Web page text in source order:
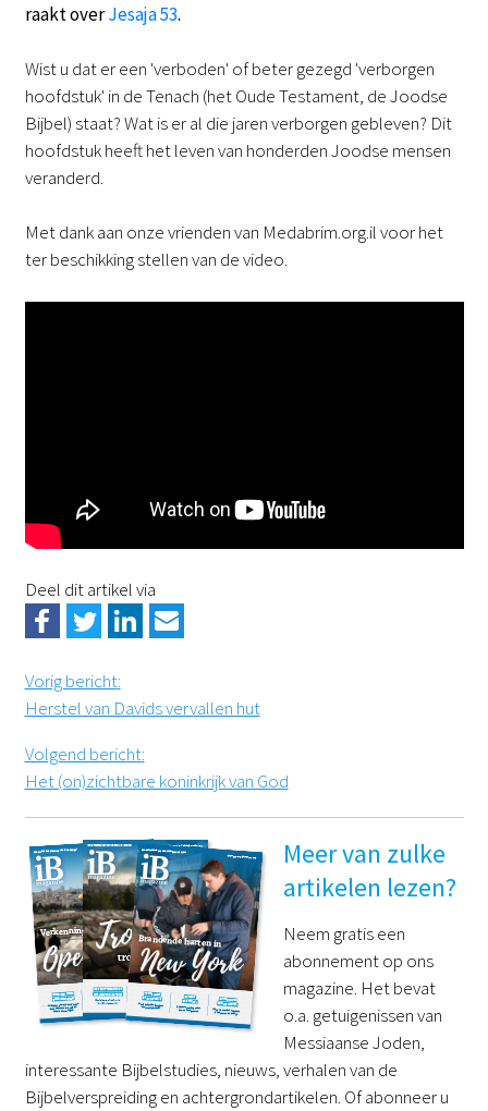
raakt overJesaja 53.
Wist u dat er een 'verboden' of beter gezegd 'verborgen
hoofdstuk' in de Tenach (het Oude Testament, de Joodse
Bijbel) staat? Wat is er al die jaren verborgen gebleven? Dit
hoofdstuk heeft het leven van honderden Joodse mensen
veranderd.
Met dank aan onze vrienden van Medabrim.org.il voor het
ter beschikking stellen van de video.
Deel dit artikel via
Vorig bericht:
Herstel van Davids vervallen hut
Volgend bericht:
Het (on)zichtbare koninkrijk van God
Meer van zulke
artikelen lezen?
Neem gratis een
abonnement op ons
magazine. Het bevat
o.a. getuigenissen van
Messiaanse Joden,
interessante Bijbelstudies, nieuws, verhalen van de
Bijbelverspreiding en achtergrondartikelen. Of abonneer u